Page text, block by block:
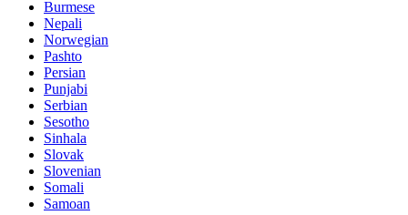
Burmese
Nepali
Norwegian
Pashto
Persian
Punjabi
Serbian
Sesotho
Sinhala
Slovak
Slovenian
Somali
Samoan